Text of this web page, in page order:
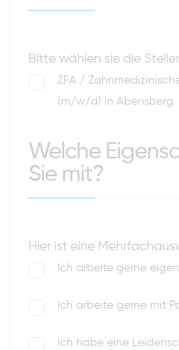
Bitte wählen sie die
ZFA /
(m/w/d) in Abensberg
Welche
Sie mit?
Hier ist eine
Ich arbeite gerne
Ich arbeite gerne mit
Ich habe eine